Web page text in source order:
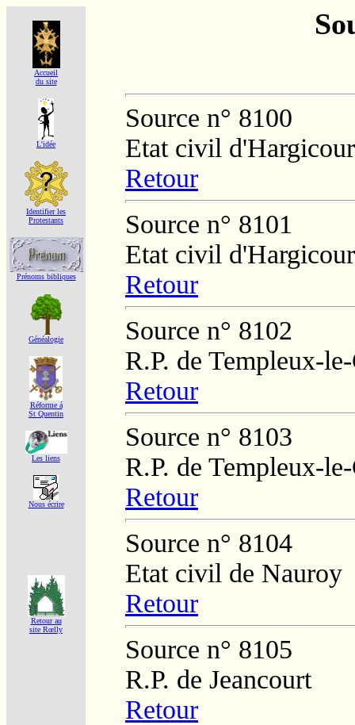
Accueil
du site
L'idée
Identifier les
Protestants
Prénoms bibliques
Généalogie
Réforme á
St Quentin
Les liens
Nous écrire
Retour au
site Rœlly
Source n° 8100
Etat civil
Retour
Source n° 8101
Etat civil
Retour
Source n° 8102
R.P. de Templeux-
Retour
Source n° 8103
R.P. de Templeux-
Retour
Source n° 8104
Etat civil de Nauroy
Retour
Source n° 8105
R.P. de Jeancourt
Retour